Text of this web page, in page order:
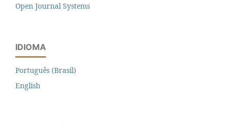
Open Journal Systems
IDIOMA
Português (Brasil)
English